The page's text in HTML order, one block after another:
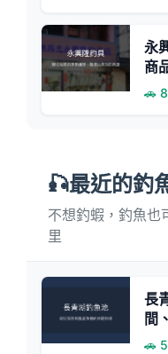
永
商
專
🚗
🎣最近的釣
不想釣蝦，釣魚
里
長
間
與
🚗